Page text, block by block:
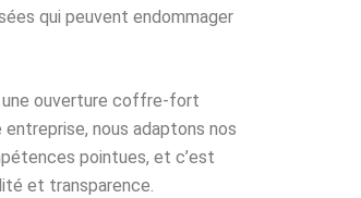
qui peuvent endommager
une ouverture coffre-fort
nous adaptons nos
pointues, et c’est
et transparence.